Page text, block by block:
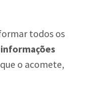
todos os
informações
que o acomete,